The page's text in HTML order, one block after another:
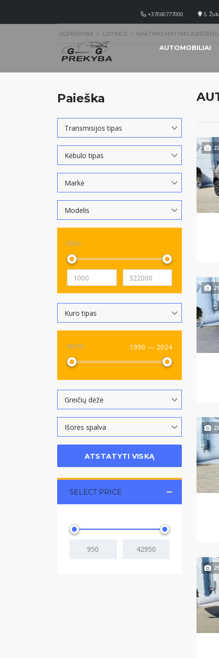
S.
+37060777000
AUTOMOBILIAI
GGPREKYBA > LISTINGS > NAKTINIO MATYMO
Paieška
Transmisijos tipas
Kėbulo tipas
Markė
Modelis
RIDA
Kuro tipas
METAI 1990 — 2024
Greičių dėžė
Išorės spalva
ATSTATYTI VISKĄ
SELECT PRICE
22
21
22
25